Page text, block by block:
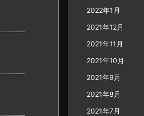
2022年1月
2021年12月
2021年11月
2021年10月
2021年9月
2021年8月
2021年7月